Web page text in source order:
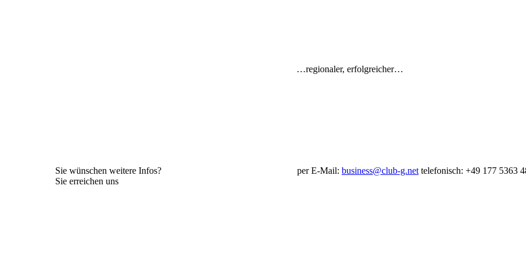
…regionaler, erfolgreicher…
per E-Mail: business@club-g.net telefonisch: +49 177 5363
Sie wünschen weitere Infos?
Sie erreichen uns